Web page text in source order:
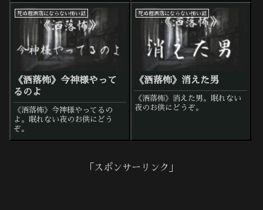
死ぬ程洒落にならない怖い話
《洒落怖》今神様やって
るのよ
《洒落怖》今神様やってるの
よ。眠れない夜のお供にどう
ぞ。
死ぬ程洒落にならない怖い話
《洒落怖》消えた男
《洒落怖》消えた男。眠れない
夜のお供にどうぞ。
「スポンサーリンク」